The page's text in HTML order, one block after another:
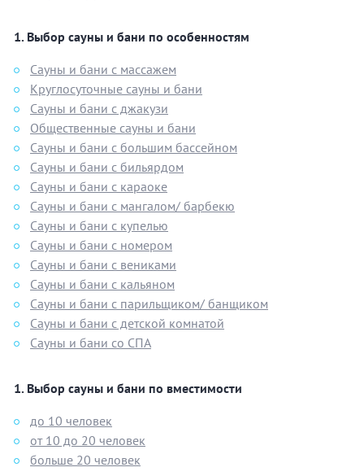
Выбор сауны и бани по особенностям
Сауны и бани с массажем
Круглосуточные сауны и бани
Сауны и бани с джакузи
Общественные сауны и бани
Сауны и бани с большим бассейном
Сауны и бани с бильярдом
Сауны и бани с караоке
Сауны и бани с мангалом/ барбекю
Сауны и бани с купелью
Сауны и бани с номером
Сауны и бани с вениками
Сауны и бани с кальяном
Сауны и бани с парильщиком/ банщиком
Сауны и бани с детской комнатой
Сауны и бани со СПА
Выбор сауны и бани по вместимости
до 10 человек
от 10 до 20 человек
больше 20 человек